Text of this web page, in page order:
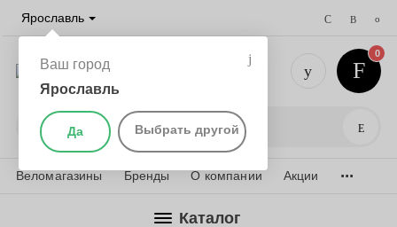
Ярославль
Ваш город
Ярославль
Да Выбрать другой Поиск
+7
0
Веломагазины Бренды О компании Акции ...
Каталог